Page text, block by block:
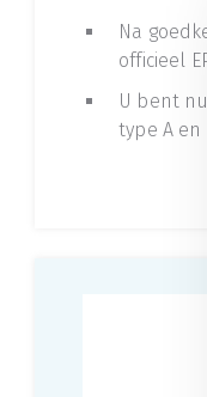
Na
officieel
U bent
type A en